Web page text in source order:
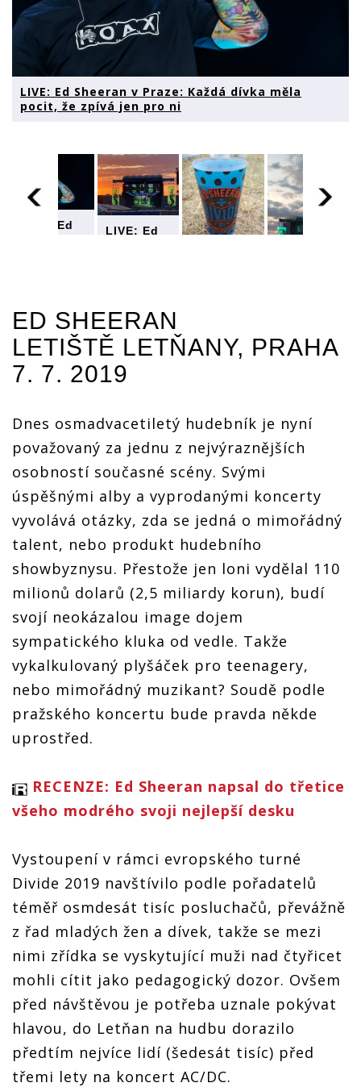
LIVE: Ed Sheeran v Praze: Každá dívka měla
pocit, že zpívá jen pro ni
LIVE: Ed
pocit, že
zpívá jen
pro ni
LIVE: Ed
pocit, že
zpívá jen
pro ni
dívka
měla
dívka
měla
ED SHEERAN
LETIŠTĚ LETŇANY, PRAHA
7. 7. 2019
Dnes osmadvacetiletý hudebník je nyní
považovaný za jednu z nejvýraznějších
osobností současné scény. Svými
úspěšnými alby a vyprodanými koncerty
vyvolává otázky, zda se jedná o mimořádný
talent, nebo produkt hudebního
showbyznysu. Přestože jen loni vydělal 110
milionů dolarů (2,5 miliardy korun), budí
svojí neokázalou image dojem
sympatického kluka od vedle. Takže
vykalkulovaný plyšáček pro teenagery,
nebo mimořádný muzikant? Soudě podle
pražského koncertu bude pravda někde
uprostřed.
RECENZE: Ed Sheeran napsal do třetice
všeho modrého svoji nejlepší desku
Vystoupení v rámci evropského turné
Divide 2019 navštívilo podle pořadatelů
téměř osmdesát tisíc posluchačů, převážně
z řad mladých žen a dívek, takže se mezi
nimi zřídka se vyskytující muži nad čtyřicet
mohli cítit jako pedagogický dozor. Ovšem
před návštěvou je potřeba uznale pokývat
hlavou, do Letňan na hudbu dorazilo
předtím nejvíce lidí (šedesát tisíc) před
třemi lety na koncert AC/DC.